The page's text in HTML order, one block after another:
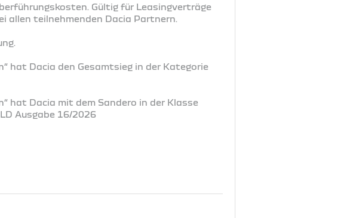
Gültig für Leasingverträge
allen teilnehmenden Dacia Partnern.
hat Dacia den Gesamtsieg in der Kategorie
hat Dacia mit dem Sandero in der Klasse
Ausgabe 16/2026